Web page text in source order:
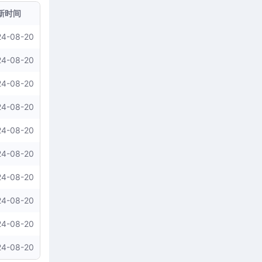
时间
08-20
08-20
08-20
08-20
08-20
08-20
08-20
08-20
08-20
08-20